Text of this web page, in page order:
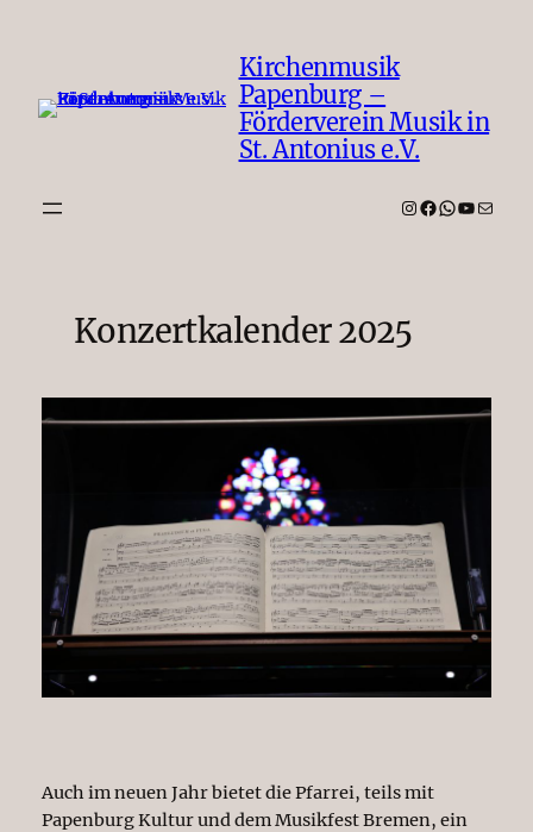
Kirchenmusik
Papenburg –
Förderverein Musik in
St. Antonius e.V.
Instagram
Facebook
WhatsApp
E-Mail
Konzertkalender 2025
Auch im neuen Jahr bietet die Pfarrei, teils mit
Papenburg Kultur und dem Musikfest Bremen, ein